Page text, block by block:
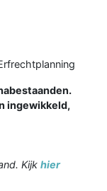
ingewikkeld,
Kijk hier